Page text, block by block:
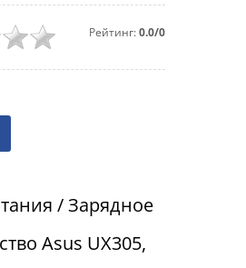
Рейтинг:0.0/0
/ Зарядное
Asus UX305,